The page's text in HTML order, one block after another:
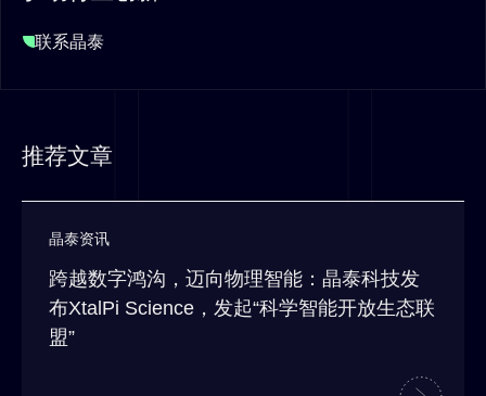
联系晶泰
推荐文章
晶泰资讯
跨越数字鸿沟，迈向物理智能：晶泰科技发
布XtalPi Science，发起“科学智能开放生态联
盟”